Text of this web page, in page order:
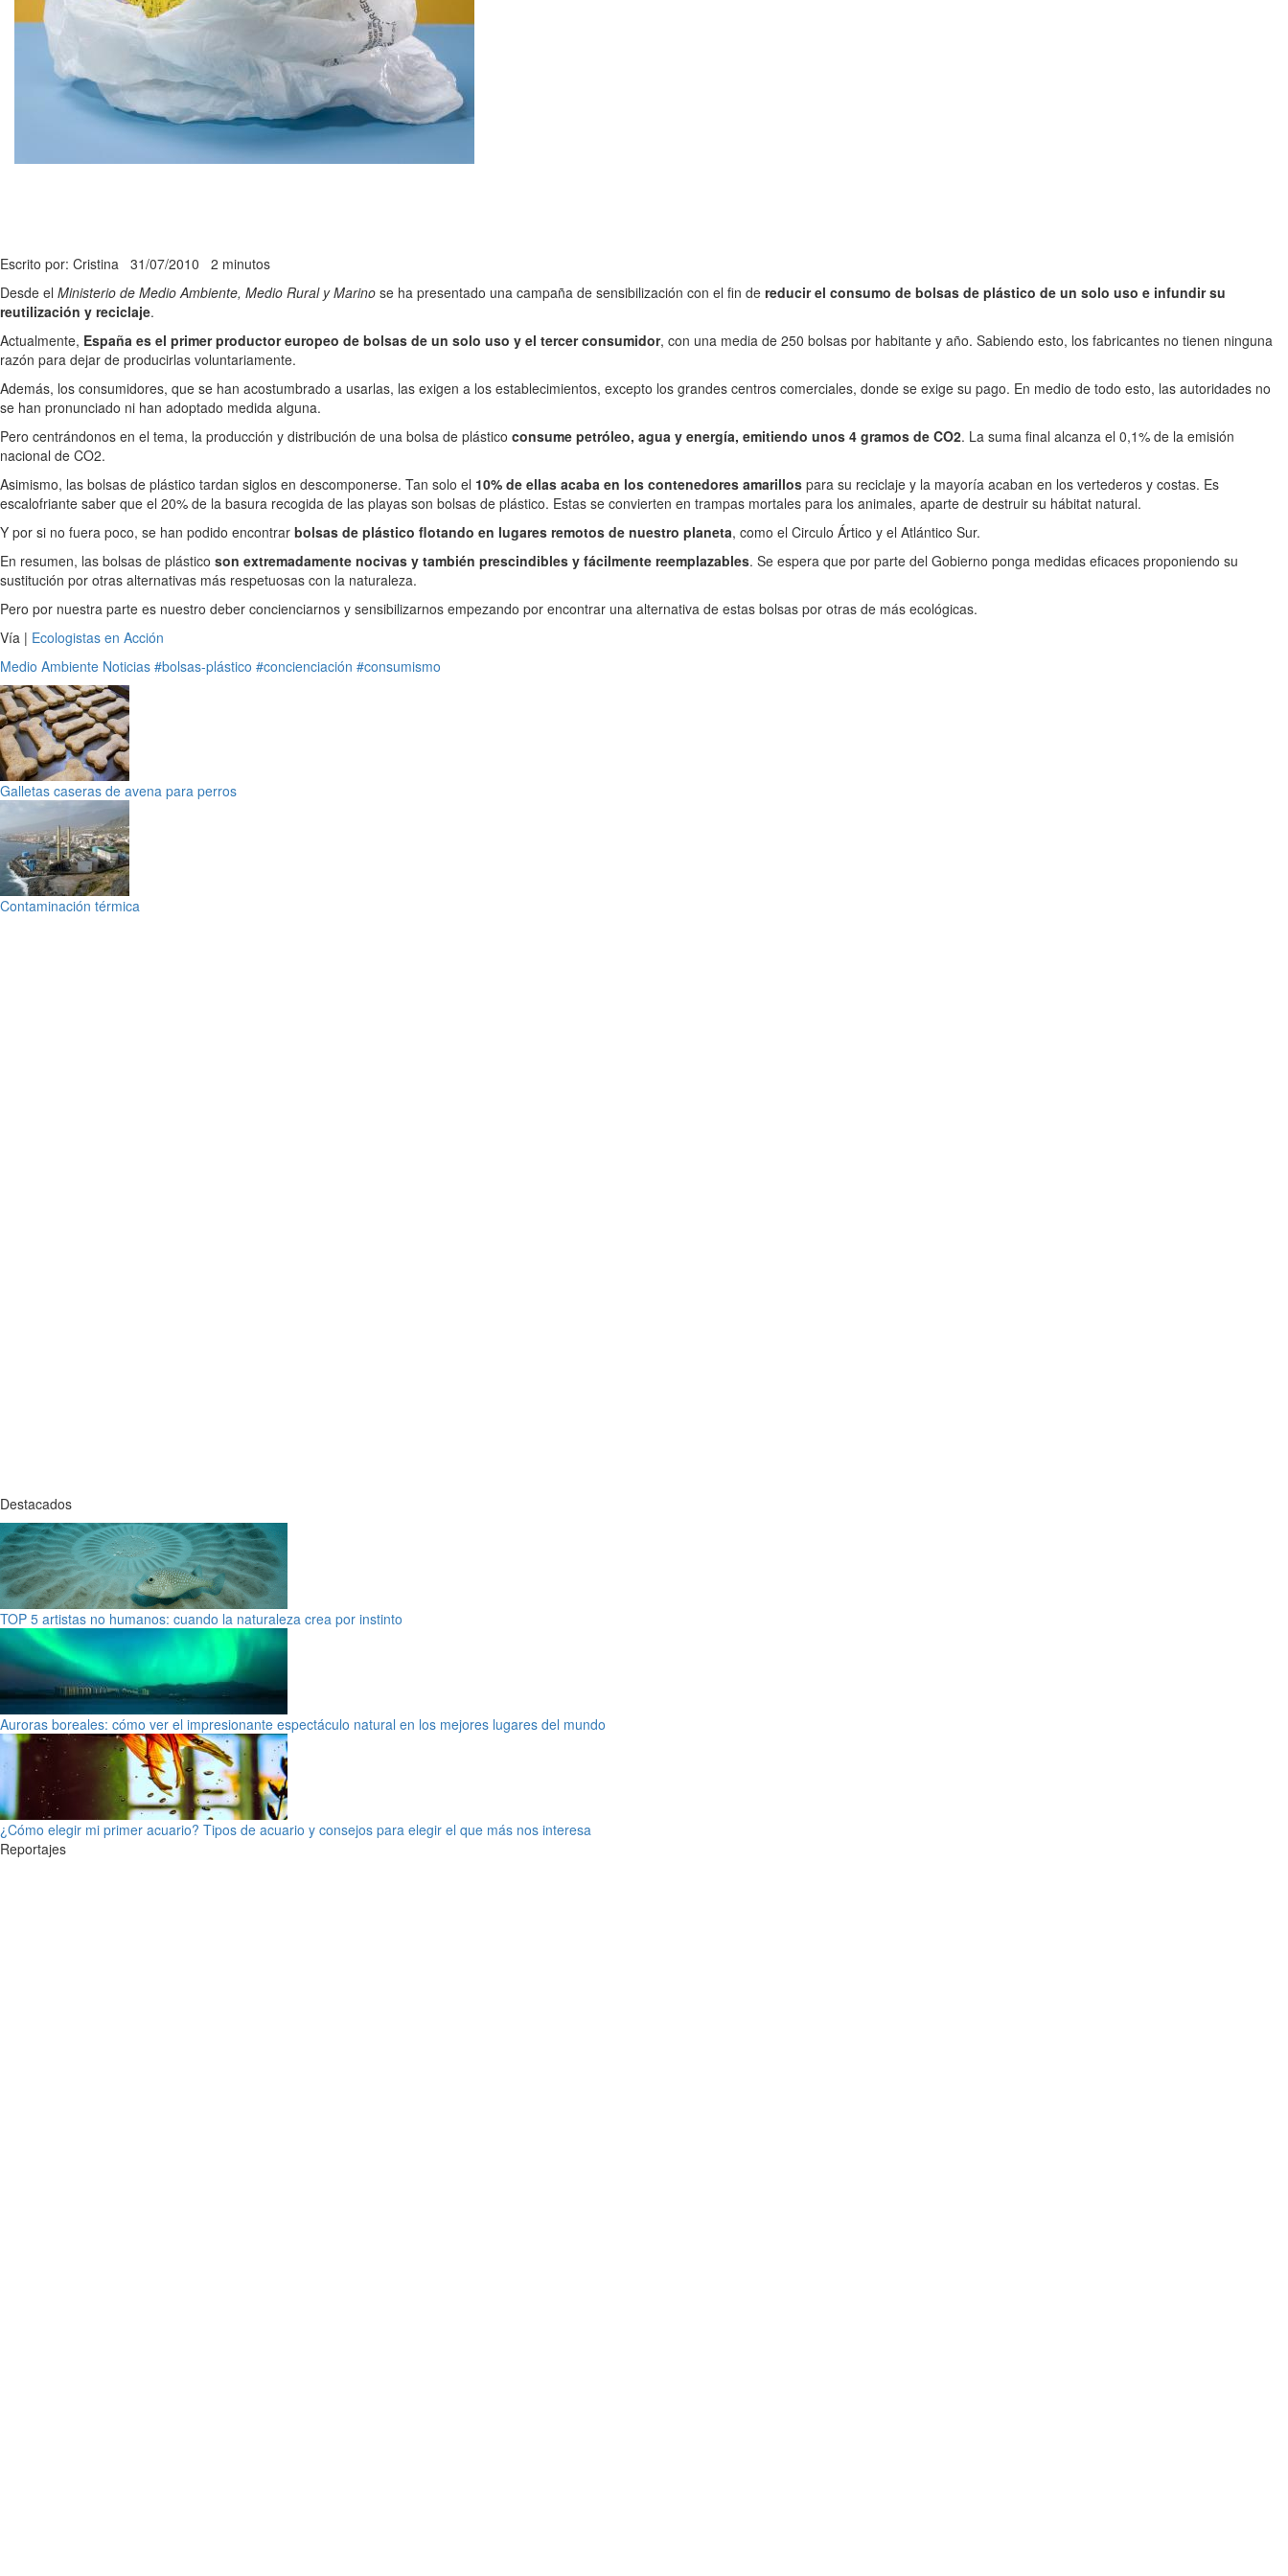
Escrito por: Cristina 31/07/2010 2 minutos
Desde el Ministerio de Medio Ambiente, Medio Rural y Marino se ha presentado una campaña de sensibilización con el fin de reducir el consumo de bolsas de plástico de un solo uso e infundir su
reutilización y reciclaje.
Actualmente, España es el primer productor europeo de bolsas de un solo uso y el tercer consumidor, con una media de 250 bolsas por habitante y año. Sabiendo esto, los fabricantes no tienen ninguna
razón para dejar de producirlas voluntariamente.
Además, los consumidores, que se han acostumbrado a usarlas, las exigen a los establecimientos, excepto los grandes centros comerciales, donde se exige su pago. En medio de todo esto, las autoridades no
se han pronunciado ni han adoptado medida alguna.
Pero centrándonos en el tema, la producción y distribución de una bolsa de plástico consume petróleo, agua y energía, emitiendo unos 4 gramos de CO2. La suma final alcanza el 0,1% de la emisión
nacional de CO2.
Asimismo, las bolsas de plástico tardan siglos en descomponerse. Tan solo el 10% de ellas acaba en los contenedores amarillos para su reciclaje y la mayoría acaban en los vertederos y costas. Es
escalofriante saber que el 20% de la basura recogida de las playas son bolsas de plástico. Estas se convierten en trampas mortales para los animales, aparte de destruir su hábitat natural.
Y por si no fuera poco, se han podido encontrar bolsas de plástico flotando en lugares remotos de nuestro planeta, como el Circulo Ártico y el Atlántico Sur.
En resumen, las bolsas de plástico son extremadamente nocivas y también prescindibles y fácilmente reemplazables. Se espera que por parte del Gobierno ponga medidas eficaces proponiendo su
sustitución por otras alternativas más respetuosas con la naturaleza.
Pero por nuestra parte es nuestro deber concienciarnos y sensibilizarnos empezando por encontrar una alternativa de estas bolsas por otras de más ecológicas.
Vía | Ecologistas en Acción
Medio Ambiente Noticias #bolsas-plástico #concienciación #consumismo
Galletas caseras de avena para perros
Contaminación térmica
Destacados
TOP 5 artistas no humanos: cuando la naturaleza crea por instinto
Auroras boreales: cómo ver el impresionante espectáculo natural en los mejores lugares del mundo
¿Cómo elegir mi primer acuario? Tipos de acuario y consejos para elegir el que más nos interesa
Reportajes